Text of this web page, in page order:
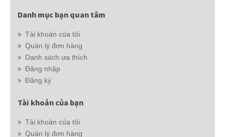
Danh mục bạn quan tâm
Tài khoản của tôi
Quản lý đơn hàng
Danh sách ưa thích
Đăng nhập
Đăng ký
Tài khoản của bạn
Tài khoản của tôi
Quản lý đơn hàng